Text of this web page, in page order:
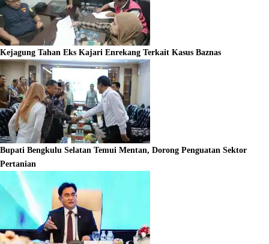
Kejagung Tahan Eks Kajari Enrekang Terkait Kasus Baznas
Bupati Bengkulu Selatan Temui Mentan, Dorong Penguatan Sektor
Pertanian